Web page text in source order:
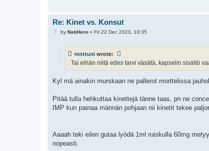
Re: Kinet vs. Konsut
Pby NatiHero» Fri 22 Dec 2023, 10:35
renttuni wrote:
. Tai eihän niitä edes tarvi väsätä, kapselin sisältö
Kyl mä ainakin murskaan ne pallerot morttelissa
Pitää tulla hehkuttaa kinettejä tänne taas, pn ne
IMP kun painaa männän pohjaan nii kinetit tekee
Aaaah teki eilen gutaa lyödä 1ml ruiskulla 60mg
nopeasti.